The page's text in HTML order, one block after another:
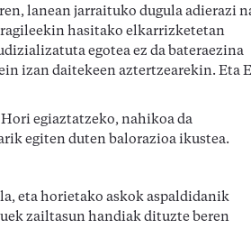
lanean jarraituko dugula adierazi
hasitako elkarrizketetan
egotea ez da bateraezina
izan daitekeen aztertzearekin. Eta
egiaztatzeko, nahikoa da
egiten duten balorazioa ikustea.
eta horietako askok aspaldidanik
zailtasun handiak dituzte beren